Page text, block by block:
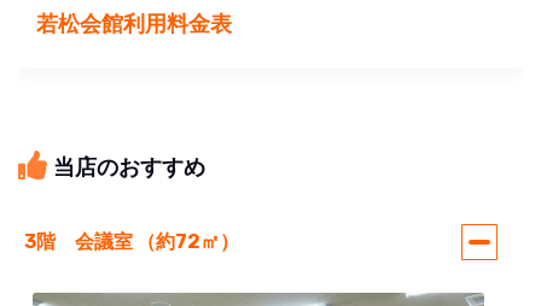
若松会館利用料金表
当店のおすすめ
3階 会議室 （約72㎡）